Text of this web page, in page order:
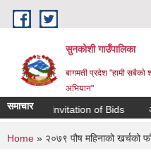
Skip to main content
सुनकोशी गाउँपालिका
बागमती प्रदेश "हामी सबैको
अभियान"
समाचार
for Invitation of Bids आन्तरिक
You are here
Home » २०७९ पौष महिनाको खर्चको